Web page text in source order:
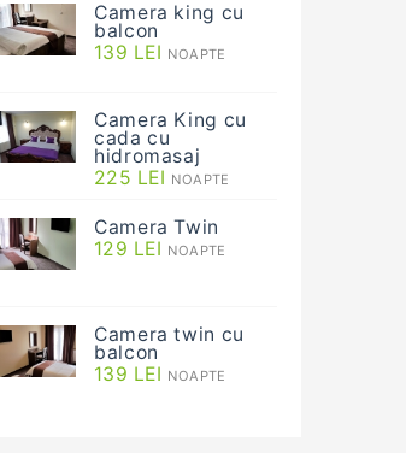
Camera king cu
balcon
139 LEI NOAPTE
Camera King cu
cada cu
hidromasaj
225 LEI NOAPTE
Camera Twin
129 LEI NOAPTE
Camera twin cu
balcon
139 LEI NOAPTE